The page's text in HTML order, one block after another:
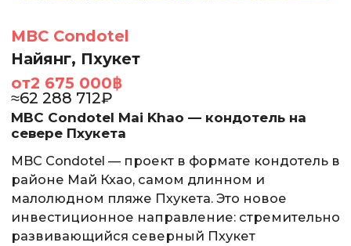
MBC Condotel
Найянг, Пхукет
от2 675 000฿
≈62 288 712₽
MBC Condotel Mai Khao — кондотель на
севере Пхукета
MBC Condotel — проект в формате кондотель в
районе Май Кхао, самом длинном и
малолюдном пляже Пхукета. Это новое
инвестиционное направление: стремительно
развивающийся северный Пхукет